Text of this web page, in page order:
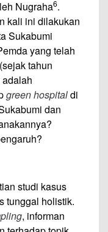
Nugraha6.
kali ini dilakukan
Sukabumi
yang telah
(sejak tahun
green hospitaldi
dan
studi kasus
tunggal holistik.
, informan